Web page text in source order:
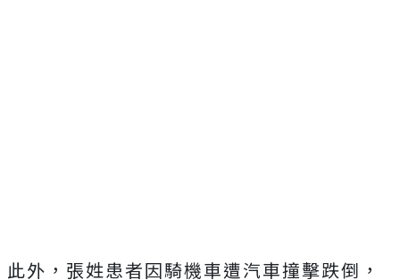
此外，張姓患者因騎機車遭汽車撞擊跌倒，